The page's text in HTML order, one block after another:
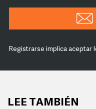
Registrarse implica aceptar
LEE TAMBIÉN